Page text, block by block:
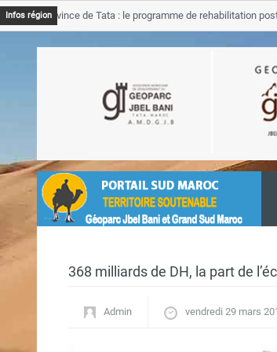
Infos région
Province de Tata : le programme de rehabilitation post-
368 milliards de DH, la part de
Admin vendredi 29 mars